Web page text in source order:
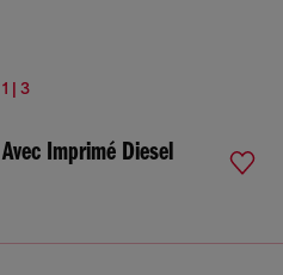
1 | 3
Imprimé Diesel